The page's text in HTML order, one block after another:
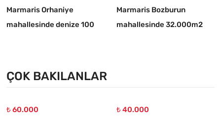
Marmaris Orhaniye
mahallesinde denize 100
Marmaris Bozburun
mahallesinde 32.000m2
ÇOK BAKILANLAR
₺ 60.000
₺ 40.000